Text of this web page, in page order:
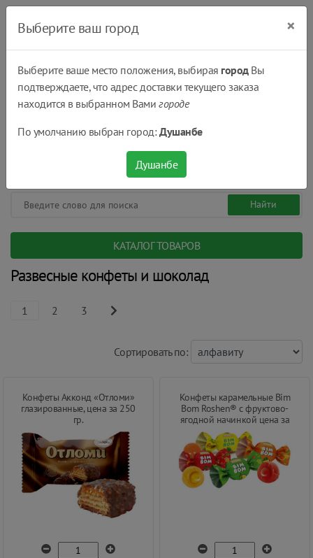
КАТАЛОГ ТОВАРОВ
Развесные конфеты и шоколад
1 2 3
Cортировать по:
Конфеты Акконд «Отломи»
глазированные, цена за 250
гр.
Конфеты карамельные Bim
Bom Roshen® с фруктово-
ягодной начинкой цена за
250 г
Выберите ваш город ×
Выберите ваше место положения, выбирая городВы
подтверждаете, что адрес доставки текущего заказа
находится в выбранном Вамигороде
По умолчанию выбран город:Душанбе
Душанбе